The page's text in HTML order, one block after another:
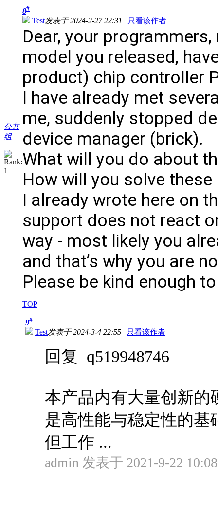
公共
组
8#
Test发表于 2024-2-27 22:31 | 只看该作者
Dear, your
model you released,
product) chip controller
I have already met
me, suddenly stopped
device manager (brick).
What will you do about
How will you solve these
I already wrote here on
support does not react
way - most likely you
and that’s why you are
Please be kind enough
TOP
9#
Test发表于 2024-3-4 22:55 | 只看该作者
回复 q519948746
本产品内有大量创新的
是高性能与稳定性的基
但工作 ...
admin 发表于 2021-9-22 10:08